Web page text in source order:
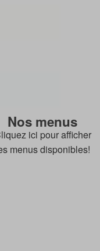
Nos menus
ici pour afficher
menus disponibles!